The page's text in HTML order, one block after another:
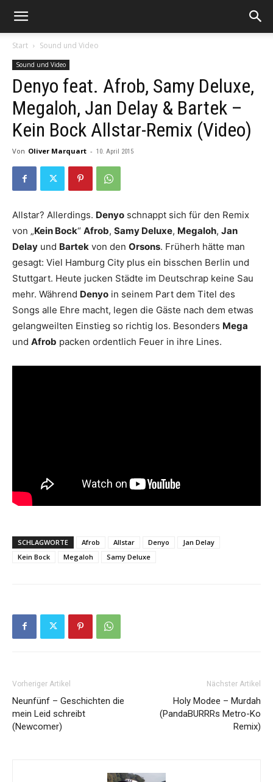
Start Sound und Video
Sound und Video
Denyo feat. Afrob, Samy Deluxe,
Megaloh, Jan Delay & Bartek –
Kein Bock Allstar-Remix (Video)
Von Oliver Marquart - 10. April 2015
Allstar? Allerdings. Denyo schnappt sich für den Remix
von „Kein Bock“ Afrob, Samy Deluxe, Megaloh, Jan
Delay und Bartek von den Orsons. Früherh hätte man
gesagt: Viel Hamburg City plus ein bisschen Berlin und
Stuttgart. Heute jucken Städte im Deutschrap keine Sau
mehr. Während Denyo in seinem Part dem Titel des
Songs alle Ehre macht, legen die Gäste nach dem etwas
gelangweilten Einstieg so richtig los. Besonders Mega
und Afrob packen ordentlich Feuer in ihre Lines.
SCHLAGWORTE Afrob Allstar Denyo
Jan Delay
Kein Bock
Megaloh Samy Deluxe
Vorheriger Artikel
Neunfünf – Geschichten die
mein Leid schreibt
(Newcomer)
Nächster Artikel
Holy Modee – Murdah
(PandaBURRRs Metro-Ko
Remix)